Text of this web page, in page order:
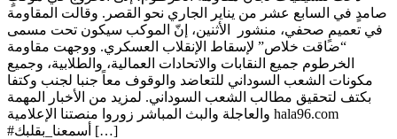
صامدٍ في السابع عشر من يناير الجاري نحو القصر. وقالت المقاومة
في تعميمٍ صحفي، منشور الأثنين، إنّ الموكب سيكون تحت مسمى
“ضاقت خلاص” لإسقاط الإنقلاب العسكري. ووجهت مقاومة
الخرطوم جميع النقابات والاتحادات العمالية، والطلابية، وجميع
مكونات الشعب السوداني للتعاضد والوقوف معاً جنبا لجنب وكتفا
بكتف لتحقيق مطالب الشعب السوداني. لمزيد من الأخبار المهمة
والعاجلة والبث المباشر زوروا منصتنا الإعلامية hala96.com
#أسمعنا_بقلبك […]